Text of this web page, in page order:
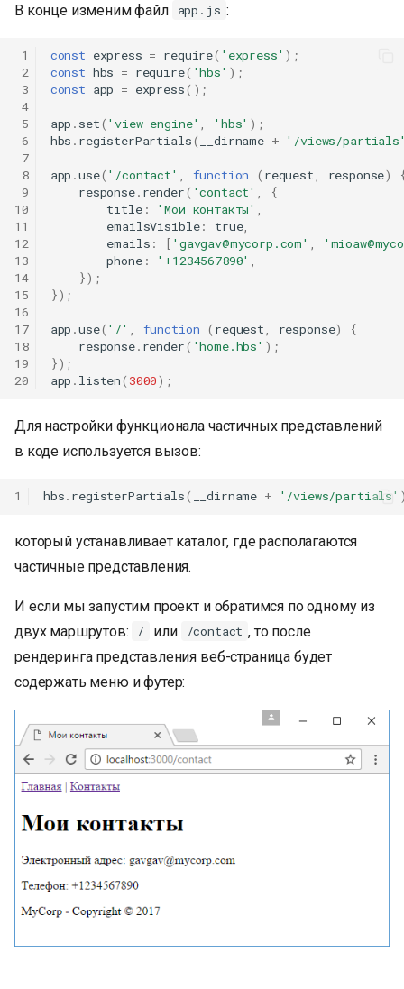
В конце изменим файл app.js :
1
2
3
4
5
6
7
8
9
10
11
12
13
14
15
16
17
18
19
20
const express = require( 'express' );
const hbs = require( 'hbs' );
const app = express();
app . set( 'view engine' , 'hbs' );
hbs . registerPartials( __dirname + '/views/
app .use( '/contact' , function ( request, response)
response. render( 'contact' ,
{
title: 'Мои контакты' ,
emailsVisible: true,
emails : [ ' gavgav@mycorp.com' , '
phone: '+1234567890' ,
});
});
app .use( '/' , function ( request, response)
{
response. render( 'home.hbs' );
});
app . listen( 3000);
Для настройки функционала частичных представлений
в коде используется вызов:
1 hbs. registerPartials( __dirname + '/views/partials'
который устанавливает каталог, где располагаются
частичные представления.
И если мы запустим проект и обратимся по одному из
двух маршрутов:
/ или /contact , то после
рендеринга представления веб-страница будет
содержать меню и футер: